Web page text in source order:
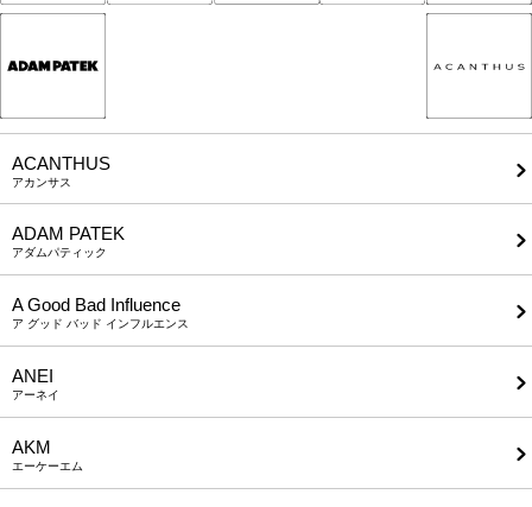
ACANTHUS
アカンサス
ADAM PATEK
アダムパティック
A Good Bad Influence
ア グッド バッド インフルエンス
ANEI
アーネイ
AKM
エーケーエム